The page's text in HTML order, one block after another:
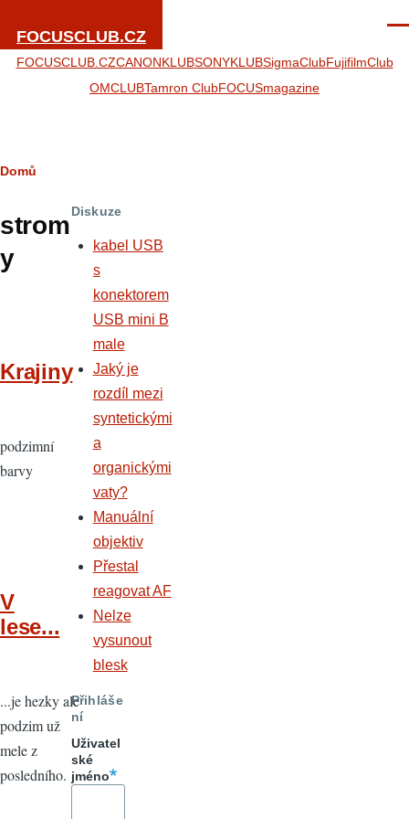
FOCUSCLUB.CZ
FOCUSCLUB.CZCANONKLUBSONYKLUBSigmaClubFujifilmClub
OMCLUBTamron ClubFOCUSmagazine
Drobečková
navigace
Domů
strom
y
Krajiny
podzimní
barvy
V
lese...
...je hezky ale
podzim už
mele z
posledního.
Diskuze
kabel USB
s
konektorem
USB mini B
male
Jaký je
rozdíl mezi
syntetickými
a
organickými
vaty?
Manuální
objektiv
Přestal
reagovat AF
Nelze
vysunout
blesk
Přihláše
ní
Uživatel
ské
jméno